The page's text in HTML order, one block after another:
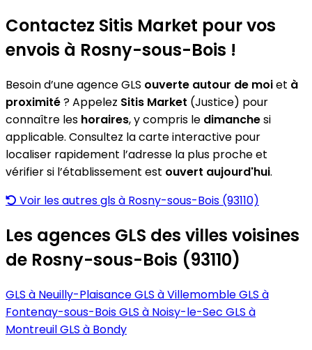
Contactez Sitis Market pour vos
envois à Rosny-sous-Bois !
Besoin d’une agence GLS ouverte autour de moiet à
proximité? Appelez Sitis Market (Justice) pour
connaître les horaires, y compris le dimanchesi
applicable. Consultez la carte interactive pour
localiser rapidement l’adresse la plus proche et
vérifier si l’établissement est ouvert aujourd'hui.
Voir les autres gls à Rosny-sous-Bois (93110)
Les agences GLS des villes voisines
de Rosny-sous-Bois (93110)
GLS à Neuilly-PlaisanceGLS à VillemombleGLS à
Fontenay-sous-BoisGLS à Noisy-le-Sec GLS à
MontreuilGLS à Bondy